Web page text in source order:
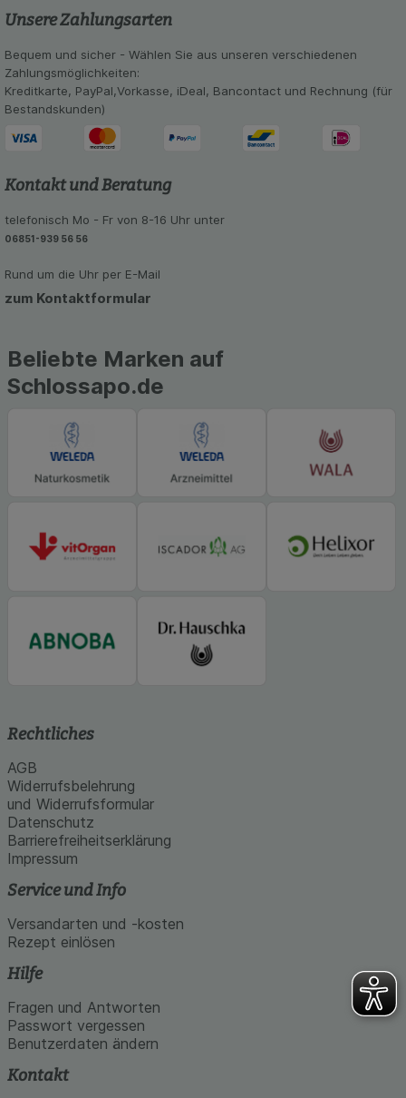
Statistik & Tracking:
unserer Website sammeln, mit deren Hilfe wir
unsere Website weiter für Sie optimieren können,
den Inhalt auf unserer Website aber auch die
Werbung auf Drittseiten möglichst relevant für Sie
zu gestalten. Bitte beachten Sie, dass Daten
hierfür teilweise an Dritte wie z.B. Google oder
Unsere Zahlungsarten
Bequem und sicher - Wählen Sie aus unseren verschiedenen
Zahlungsmöglichkeiten:
Kreditkarte, PayPal,Vorkasse, iDeal, Bancontact und Rechnung (für
Bestandskunden)
Kontakt und Beratung
telefonisch Mo - Fr von 8-16 Uhr unter
06851-939 56 56
Rund um die Uhr per E-Mail
zum Kontaktformular
Beliebte Marken auf
Schlossapo.de
Rechtliches
AGB
Widerrufsbelehrung
und Widerrufsformular
Datenschutz
Barrierefreiheitserklärung
Impressum
Service und Info
Versandarten und -kosten
Rezept einlösen
Hilfe
Fragen und Antworten
Passwort vergessen
Benutzerdaten ändern
Kontakt